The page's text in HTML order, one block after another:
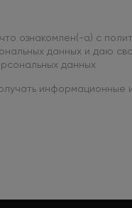
ознакомлен(-а) с
данных и даю
данных
информационные